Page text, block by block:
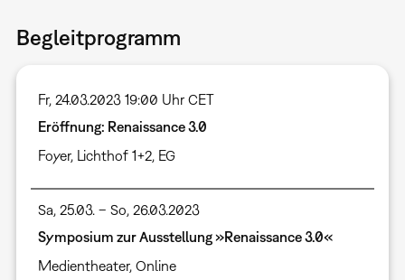
Begleitprogramm
Fr, 24.03.2023 19:00 Uhr CET
Eröffnung: Renaissance 3.0
Foyer, Lichthof 1+2, EG
Sa, 25.03. – So, 26.03.2023
Symposium zur Ausstellung »Renaissance 3.0«
Medientheater, Online